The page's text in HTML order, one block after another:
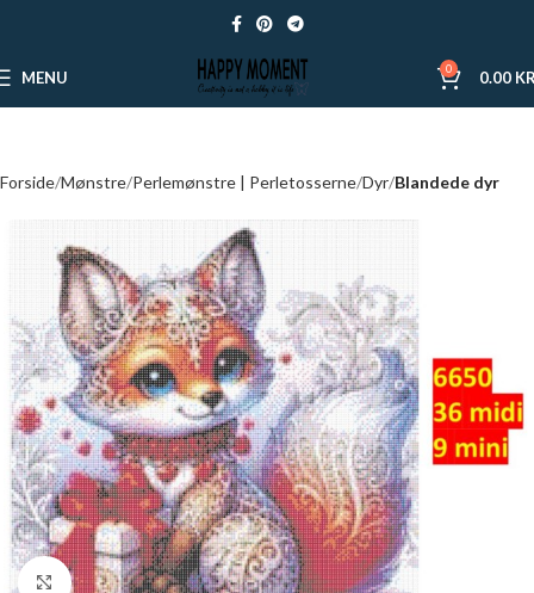
MENU 0 0.00
Forside Mønstre Perlemønstre | Perletosserne Dyr Blandede dyr
Click to enlarge